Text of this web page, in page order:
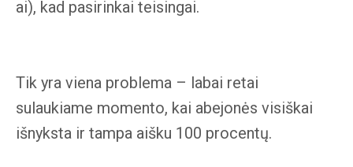
ai), kad pasirinkai teisingai.
Tik yra viena problema – labai retai
sulaukiame momento, kai abejonės visiškai
išnyksta ir tampa aišku 100 procentų.